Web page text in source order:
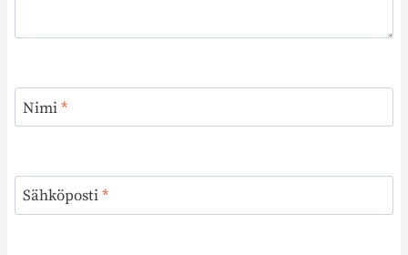
Nimi*
Sähköposti*